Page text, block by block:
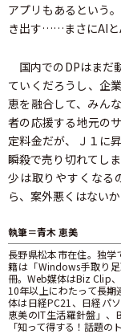
アプリもあるという
き出す……まさにAIと
国内でのDPはまだ
ていくだろうし、企
恵を融合して、みん
者の応援する地元の
定料金だが、Ｊ１に
瞬殺で売り切れてし
少は取りやすくなる
ら、案外悪くはないか
執筆＝青木 恵美
長野県松本市在住。独
籍は「Windows手取り
冊。Web媒体はBiz Clip、
10年以上にわたって長
体は日経PC21、日経パ
恵美のIT生活羅針盤」、
「知って得する！話題の